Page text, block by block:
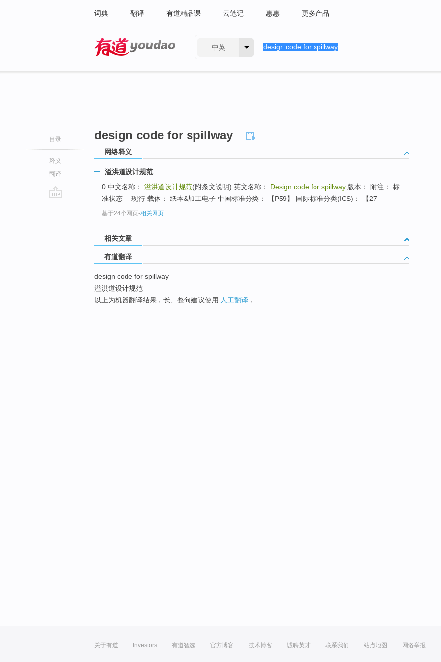
词典 翻译 有道精品课 云笔记 惠惠 更多产品
中英
目录
释义
翻译
design code for spillway
网络释义
溢洪道设计规范
0 中文名称： 溢洪道设计规范(附条文说明) 英文名称： Design code for spillway 版本： 附注： 标
准状态： 现行 载体： 纸本&加工电子 中国标准分类： 【P59】 国际标准分类(ICS)： 【27
基于24个网页-相关网页
相关文章
有道翻译
design code for spillway
溢洪道设计规范
以上为机器翻译结果，长、整句建议使用 人工翻译 。
关于有道 Investors 有道智选 官方博客 技术博客 诚聘英才 联系我们 站点地图 网络举报